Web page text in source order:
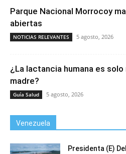
Parque Nacional Morrocoy
abiertas
NOTICIAS RELEVANTES 5 agosto, 2026
¿La lactancia humana es
madre?
Guía Salud 5 agosto, 2026
Venezuela
Presidenta (E)